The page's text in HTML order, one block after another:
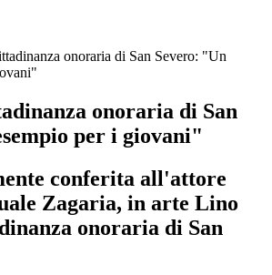
onoraria di San Severo: "Un
onoraria di San
per i giovani"
conferita all'attore
Zagaria, in arte Lino
onoraria di San